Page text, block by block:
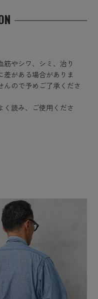
やシワ、シミ、治り
がある場合がありま
んので予めご了承くださ
読み、ご使用くださ